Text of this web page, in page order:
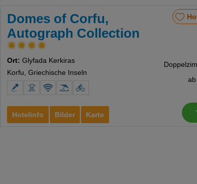
Hotelinfo Bilder Karte
Domes of Corfu,
Autograph Collection
Ort: Glyfada Kerkiras
Korfu, Griechische Inseln
ab